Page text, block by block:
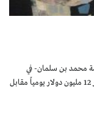
محمد بن سلمان- في
تأجيجه، مقامرة وحماقة في آن. فإن كانت السعودية تخسر 12 مليون دولار يومياً مقابل